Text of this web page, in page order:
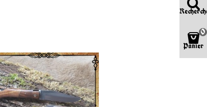
Panier
0